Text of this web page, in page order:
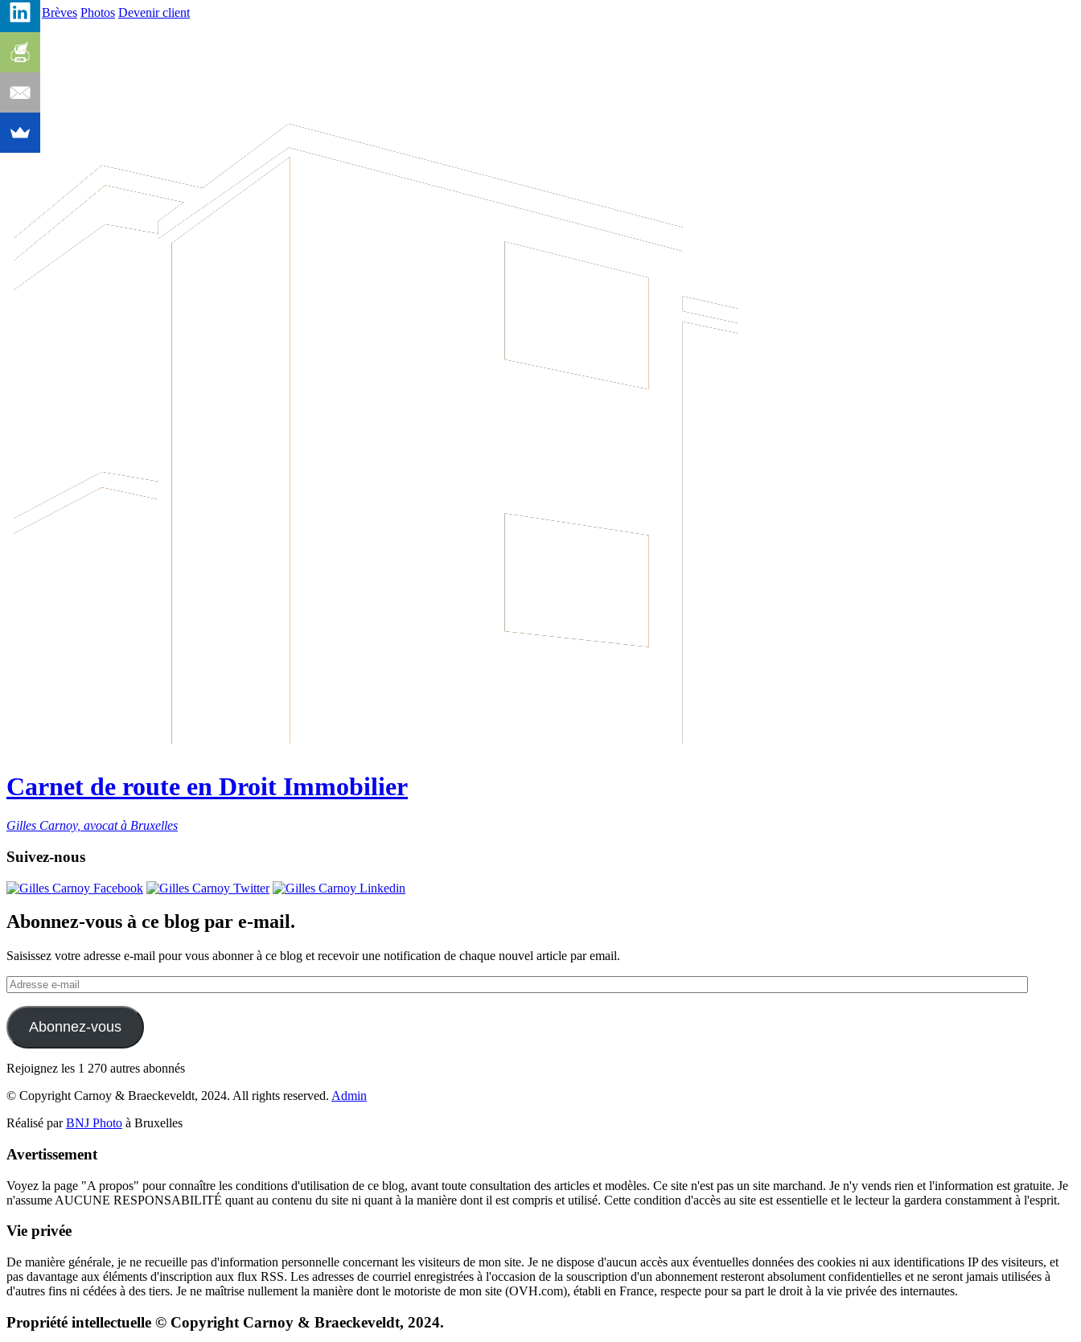
Editos
Brèves Photos Devenir client
Carnet de route en Droit Immobilier
Gilles Carnoy, avocat à Bruxelles
Suivez-nous
Abonnez-vous à ce blog par e-mail.
Saisissez votre adresse e-mail pour vous abonner à ce blog et recevoir une notification de chaque nouvel article par email.
Adresse
e-
mail
Abonnez-vous
Rejoignez les 1 270 autres abonnés
© Copyright Carnoy & Braeckeveldt, 2024. All rights reserved. Admin
Réalisé parBNJ Photo à Bruxelles
Avertissement
Voyez la page "A propos" pour connaître les conditions d'utilisation de ce blog, avant toute consultation des articles et modèles. Ce site n'est pas un site marchand. Je n'y vends rien et l'information est gratuite. Je
n'assume AUCUNE RESPONSABILITÉ quant au contenu du site ni quant à la manière dont il est compris et utilisé. Cette condition d'accès au site est essentielle et le lecteur la gardera constamment à l'esprit.
Vie privée
De manière générale, je ne recueille pas d'information personnelle concernant les visiteurs de mon site. Je ne dispose d'aucun accès aux éventuelles données des cookies ni aux identifications IP des visiteurs, et
pas davantage aux éléments d'inscription aux flux RSS. Les adresses de courriel enregistrées à l'occasion de la souscription d'un abonnement resteront absolument confidentielles et ne seront jamais utilisées à
d'autres fins ni cédées à des tiers. Je ne maîtrise nullement la manière dont le motoriste de mon site (OVH.com), établi en France, respecte pour sa part le droit à la vie privée des internautes.
Propriété intellectuelle © Copyright Carnoy & Braeckeveldt, 2024.